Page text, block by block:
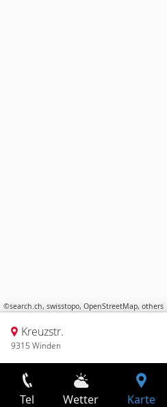
©search.ch, swisstopo, OpenStreetMap, others
Kreuzstr.
9315 Winden
Tel Wetter Karte